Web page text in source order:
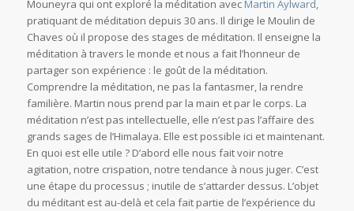
Mouneyra qui ont exploré la méditation avec Martin Aylward,
pratiquant de méditation depuis 30 ans. Il dirige le Moulin de
Chaves où il propose des stages de méditation. Il enseigne la
méditation à travers le monde et nous a fait l’honneur de
partager son expérience : le goût de la méditation.
Comprendre la méditation, ne pas la fantasmer, la rendre
familière. Martin nous prend par la main et par le corps. La
méditation n’est pas intellectuelle, elle n’est pas l’affaire des
grands sages de l’Himalaya. Elle est possible ici et maintenant.
En quoi est elle utile ? D’abord elle nous fait voir notre
agitation, notre crispation, notre tendance à nous juger. C’est
une étape du processus ; inutile de s’attarder dessus. L’objet
du méditant est au-delà et cela fait partie de l’expérience du